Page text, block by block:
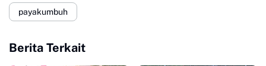
payakumbuh
Berita Terkait